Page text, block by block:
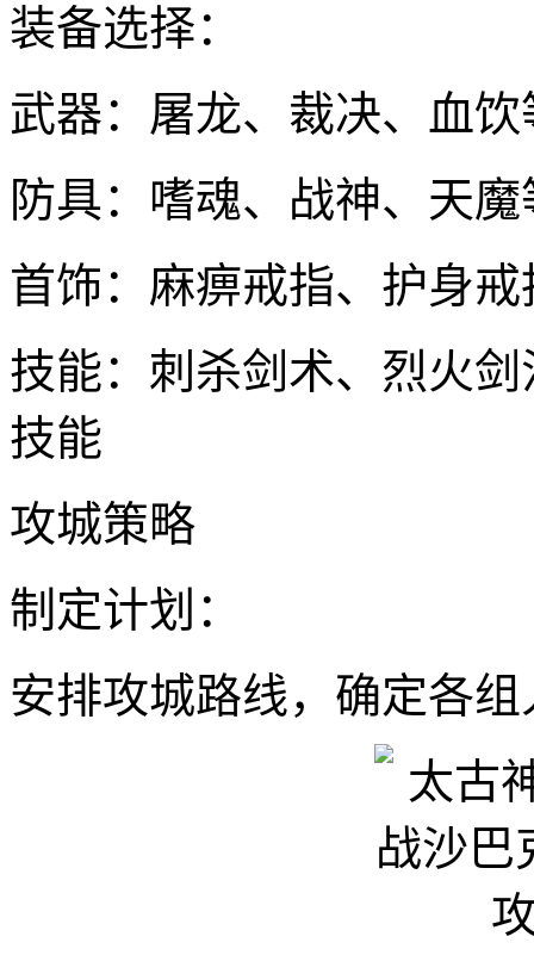
装备选择：
武器：屠龙、裁决、血
防具：嗜魂、战神、天
首饰：麻痹戒指、护身
技能：刺杀剑术、烈火
技能
攻城策略
制定计划：
安排攻城路线，确定各